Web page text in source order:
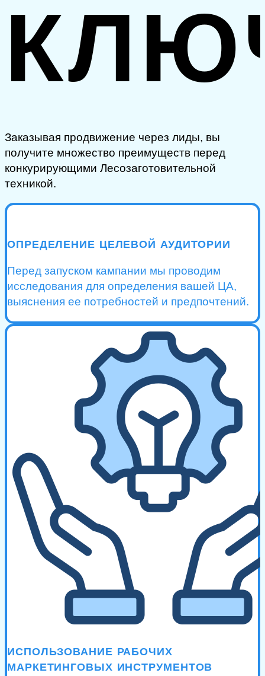
Заказывая продвижение через лиды, вы
получите множество преимуществ перед
конкурирующими Лесозаготовительной
техникой.
ОПРЕДЕЛЕНИЕ ЦЕЛЕВОЙ АУДИТОРИИ
Перед запуском кампании мы проводим
исследования для определения вашей ЦА,
выяснения ее потребностей и предпочтений.
ИСПОЛЬЗОВАНИЕ РАБОЧИХ
МАРКЕТИНГОВЫХ ИНСТРУМЕНТОВ